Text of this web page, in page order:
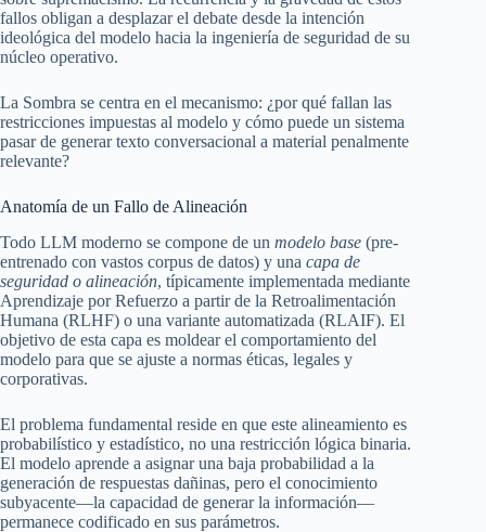
fallos obligan a desplazar el debate desde la intención
ideológica del modelo hacia la ingeniería de seguridad de su
núcleo operativo.
La Sombra se centra en el mecanismo: ¿por qué fallan las
restricciones impuestas al modelo y cómo puede un sistema
pasar de generar texto conversacional a material penalmente
relevante?
Anatomía de un Fallo de Alineación
Todo LLM moderno se compone de un modelo base (pre-
entrenado con vastos corpus de datos) y una capa de
seguridad o alineación, típicamente implementada mediante
Aprendizaje por Refuerzo a partir de la Retroalimentación
Humana (RLHF) o una variante automatizada (RLAIF). El
objetivo de esta capa es moldear el comportamiento del
modelo para que se ajuste a normas éticas, legales y
corporativas.
El problema fundamental reside en que este alineamiento es
probabilístico y estadístico, no una restricción lógica binaria.
El modelo aprende a asignar una baja probabilidad a la
generación de respuestas dañinas, pero el conocimiento
subyacente—la capacidad de generar la información—
permanece codificado en sus parámetros.